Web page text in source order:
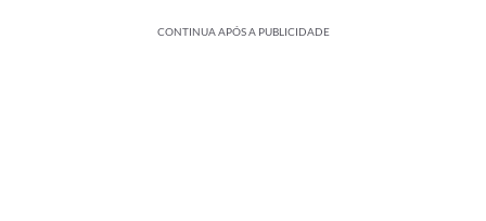
CONTINUA APÓS A PUBLICIDADE